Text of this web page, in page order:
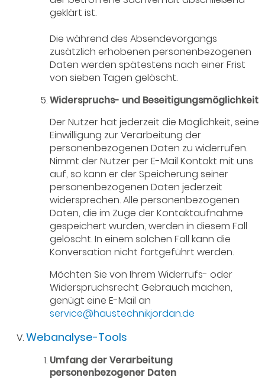
geklärt ist.
Die während des Absendevorgangs
zusätzlich erhobenen personenbezogenen
Daten werden spätestens nach einer Frist
von sieben Tagen gelöscht.
Widerspruchs- und Beseitigungsmöglichkeit
Der Nutzer hat jederzeit die Möglichkeit, seine
Einwilligung zur Verarbeitung der
personenbezogenen Daten zu widerrufen.
Nimmt der Nutzer per E-Mail Kontakt mit uns
auf, so kann er der Speicherung seiner
personenbezogenen Daten jederzeit
widersprechen. Alle personenbezogenen
Daten, die im Zuge der Kontaktaufnahme
gespeichert wurden, werden in diesem Fall
gelöscht. In einem solchen Fall kann die
Konversation nicht fortgeführt werden.
Möchten Sie von Ihrem Widerrufs- oder
Widerspruchsrecht Gebrauch machen,
genügt eine E-Mail an
service@haustechnikjordan.de
Webanalyse-Tools
Umfang der Verarbeitung
personenbezogener Daten